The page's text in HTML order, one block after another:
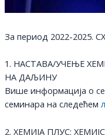
За период 2022-2025.
1. НАСТАВА/УЧЕЊЕ
НА ДАЉИНУ
Више информација о
семинара на следећем
2. ХЕМИЈА ПЛУС: